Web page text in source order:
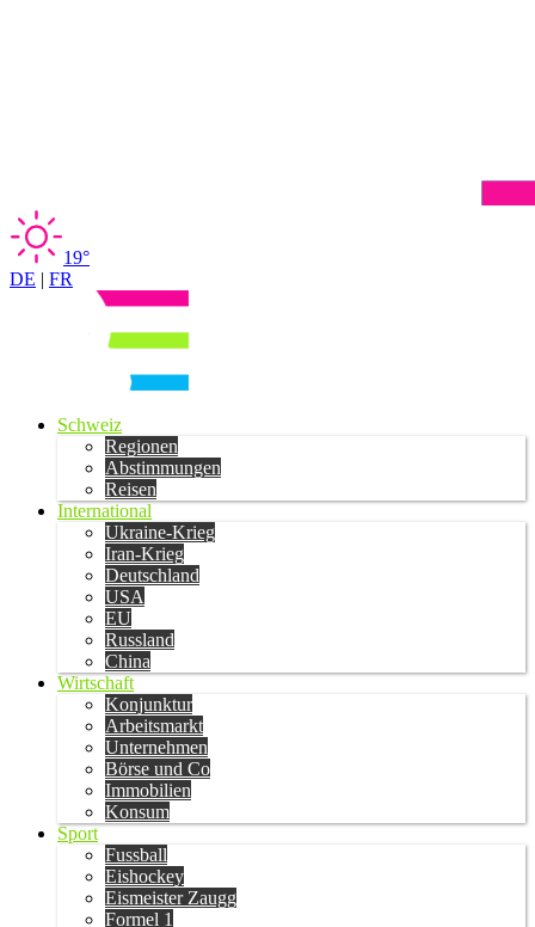
19°
DE | FR
Schweiz
Regionen
Abstimmungen
Reisen
International
Ukraine-Krieg
Iran-Krieg
Deutschland
USA
EU
Russland
China
Wirtschaft
Konjunktur
Arbeitsmarkt
Unternehmen
Börse und Co
Immobilien
Konsum
Sport
Fussball
Eishockey
Eismeister Zaugg
Formel 1